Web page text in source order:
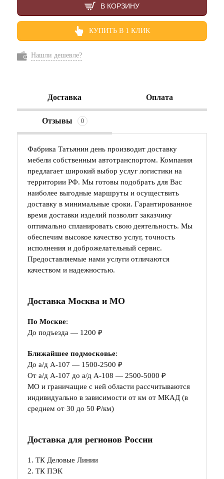
В КОРЗИНУ
КУПИТЬ В 1 КЛИК
Нашли дешевле?
Доставка Оплата
Отзывы 0
Фабрика Татьянин день производит доставку
мебели собственным автотранспортом. Компания
предлагает широкий выбор услуг логистики на
территории РФ. Мы готовы подобрать для Вас
наиболее выгодные маршруты и осуществить
доставку в минимальные сроки. Гарантированное
время доставки изделий позволит заказчику
оптимально спланировать свою деятельность. Мы
обеспечим высокое качество услуг, точность
исполнения и доброжелательный сервис.
Предоставляемые нами услуги отличаются
качеством и надежностью.
Доставка Москва и МО
По Москве:
До подъезда — 1200 ₽
Ближайшее подмосковье:
До а/д А-107 — 1500-2500 ₽
От а/д А-107 до а/д А-108 — 2500-5000 ₽
МО и граничащие с ней области рассчитываются
индивидуально в зависимости от км от МКАД (в
среднем от 30 до 50 ₽/км)
Доставка для регионов России
1. ТК Деловые Линии
2. ТК ПЭК